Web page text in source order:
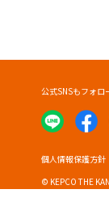
© KEPCO THE
個人情報保護方針
公式SNSもフォロ